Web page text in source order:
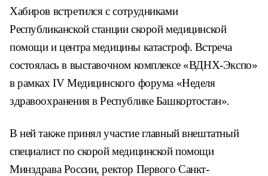
Хабиров встретился с сотрудниками
Республиканской станции скорой медицинской
помощи и центра медицины катастроф. Встреча
состоялась в выставочном комплексе «ВДНХ-Экспо»
в рамках IV Медицинского форума «Неделя
здравоохранения в Республике Башкортостан».
В ней также принял участие главный внештатный
специалист по скорой медицинской помощи
Минздрава России, ректор Первого Санкт-